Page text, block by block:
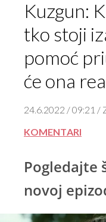
Kuzgun:
tko stoji
pomoć
će ona
24.6.2022 / 09:21 /
KOMENTARI
Pogledajte
novoj